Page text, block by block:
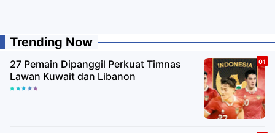
Trending Now
27 Pemain Dipanggil Perkuat Timnas
Lawan Kuwait dan Libanon